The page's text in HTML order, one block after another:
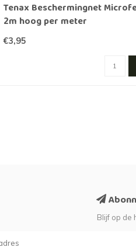
Tenax Beschermingnet
2m hoog per meter
€3,95
Blijf op de